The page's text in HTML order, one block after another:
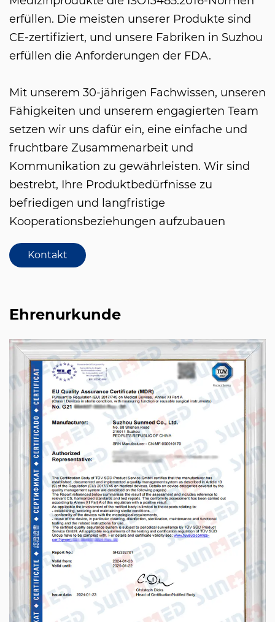
erfüllen. Die meisten unserer Produkte sind
CE-zertifiziert, und unsere Fabriken in Suzhou
erfüllen die Anforderungen der FDA.
Mit unserem 30-jährigen Fachwissen, unseren
Fähigkeiten und unserem engagierten Team
setzen wir uns dafür ein, eine einfache und
fruchtbare Zusammenarbeit und
Kommunikation zu gewährleisten. Wir sind
bestrebt, Ihre Produktbedürfnisse zu
befriedigen und langfristige
Kooperationsbeziehungen aufzubauen
Kontakt
Ehrenurkunde